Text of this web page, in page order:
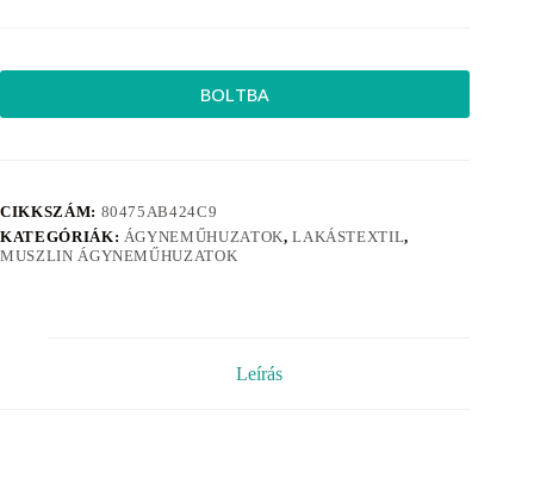
BOLTBA
CIKKSZÁM: 80475AB424C9
KATEGÓRIÁK: ÁGYNEMŰHUZATOK,LAKÁSTEXTIL,
MUSZLIN ÁGYNEMŰHUZATOK
Leírás